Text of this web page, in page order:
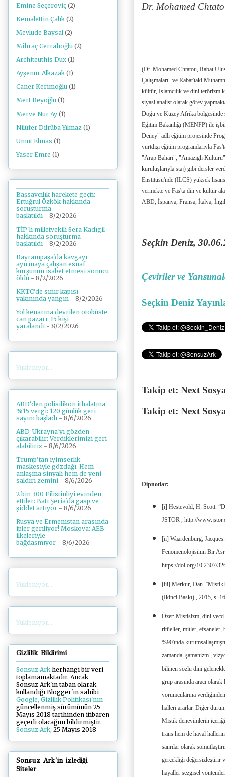
Dr. Mohamed
(Dr. Mohamed Chtatou, Rabat
Çalışmaları" ve Rabat'taki
kültür, İslamcılık ve dini terörizm
siyasi analist olarak görev
Doğu ve Kuzey Afrika bölgesinde
Eğitim Bakanlığı (MENFP) ile
Deney" adlı eğitim projesinde
yurtdışı eğitim programlarıyla
"Arap Baharı", "Amazigh
kuruluşlarıyla staj) gibi dersler
Enstitüsü'nde (ILCS) yüksek
vermekte ve Fas'ta din ve kültür
ABD, İspanya, Fransa, İtalya,
Seçkin Deniz, 30
Çeviriler ve
Seçkin Deniz
Takip et: Next
Takip et: Next
Dipnotlar:
[i] Hestevold, H. Scott.
JSTOR , http://
[ii] Waardenburg,
Fenomenolojisinin Bir
https://doi.org/10.2307/
[iii] Merkur, Dan.
(İkinci Baskı) , 2015, s.
Özet: Mistisizm, dini
ritüeller, mitler, efsaneler,
%90'ında
zamanda şamanizm ,
bilinen sözlü dini
grup arasında aracı
yorumcularına
halleri ararlar. Diğer
Mistik deneyimlerin
trans hem de hayal
sanrılar olarak
gerçekliği değersizleştirir
hayaller sezgisel
Emine Seçeroviç (2)
Kemalettin Çalık (2)
Mevlude Baysal (2)
Mihraç Cerrahoğlu (2)
Architeuthis Dux (1)
Ayşenur Alkazak (1)
Caner Kerimoğlu (1)
Mert Beyoğlu (1)
Merve Nur Ay (1)
Nilüfer Dilrûba Yılmaz (1)
Umut Elmas (1)
Yaser Emre (1)
Başsavcılık harekete geçti:
Ertuğrul Özkök hakkında
soruşturma
başlatıldı - 8/2/2026
TİP'li milletvekili Sera Kadıgil
hakkında soruşturma
başlatıldı - 8/2/2026
Bayrampaşa'da kavgayı
ayırmaya çalışan esnaf
kurşunun isabet etmesi sonucu
öldü - 8/2/2026
KKTC'de sınır kapısı
yakınında yangın - 8/2/2026
Yol kenarına devrilen otobüste
can pazarı: 15 kişi
yaralandı - 8/2/2026
Yükleniyor...
ABD'den polisilikon ithalatına
%15 vergi: 120 günlük geri
sayım başladı - 8/6/2026
ABD, Ukrayna'yı gözden
çıkarabilir: Verdiklerimizi geri
alabiliriz - 8/6/2026
Trump'tan iyimserlik
maskesiyle gözdağı: Hem
anlaşma sinyali hem de yeni
saldırı zemini - 8/6/2026
2 bin 300 Filistinliyi evinden
ettiler: Batı Şeria'da gasp ve
şiddet artıyor - 8/6/2026
Rusya ve Ermenistan arasında
ipler geriliyor! Moskova: AEB
ilkeleriyle
bağdaşmıyor - 8/6/2026
Yükleniyor...
Yükleniyor...
Gizlilik Bildirimi
Sonsuz Arkherhangi bir veri
toplamamaktadır. Ancak
Sonsuz Ark'ın taban olarak
kullandığı Blogger'ın sahibi
Google, Gizlilik Politikası'nın
güncellenmiş sürümünün 25
Mayıs 2018 tarihinden itibaren
geçerli olacağını bildirmiştir.
Sonsuz Ark, 25 Mayıs 2018
Sonsuz Ark'in izlediği
Siteler